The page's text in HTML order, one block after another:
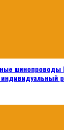
шинопроводы